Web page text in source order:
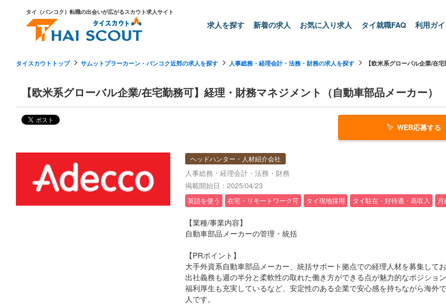
タイ（バンコク）転職の出会いが広がるスカウト求人サイト
求人を探す 新着の求人 お気に入り求人 タイ就職FAQ 利用ガ
タイスカウトトップ サムットプラーカーン・バンコク近郊の求人を探す 人事総務・経理会計・法務・財務の求人を探す 【欧米系グローバル企業/在
【欧米系グローバル企業/在宅勤務可】経理・財務マネジメント（自動車部品メーカー）
WEB応募する
ヘッドハンター・人材紹介会社
人事総務・経理会計・法務・財務
掲載開始日：2025/04/23
英語を使う 在宅・リモートワーク可 タイ現地採用 タイ駐在・好待遇・高収入
【業種/事業内容】
自動車部品メーカーの管理・統括
【PRポイント】
大手外資系自動車部品メーカー、統括サポート拠点での経理人材を募集して
出社義務も週の半分と柔軟性の取れた働き方ができる点が魅力的なポジショ
福利厚生も充実しているなど、安定性のある企業で安心感を持ちながら海外
人です。